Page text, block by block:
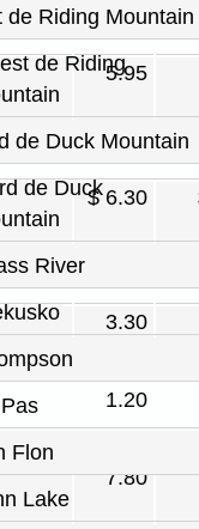
10.80
5.95
$ 6.30
3.30
1.20
7.80
de Riding Mountain
de Riding
de Duck Mountain
de Duck
River
Flon
Lake